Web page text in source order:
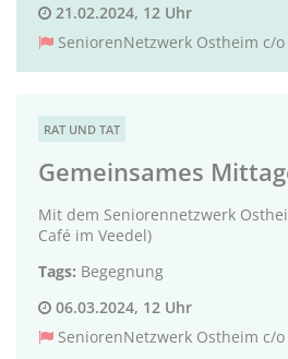
21.02.2024, 12 Uhr
SeniorenNetzwerk Ostheim c/o
RAT UND TAT
Gemeinsames
Mit dem Seniorennetzwerk
Café im Veedel)
Tags: Begegnung
06.03.2024, 12 Uhr
SeniorenNetzwerk Ostheim c/o